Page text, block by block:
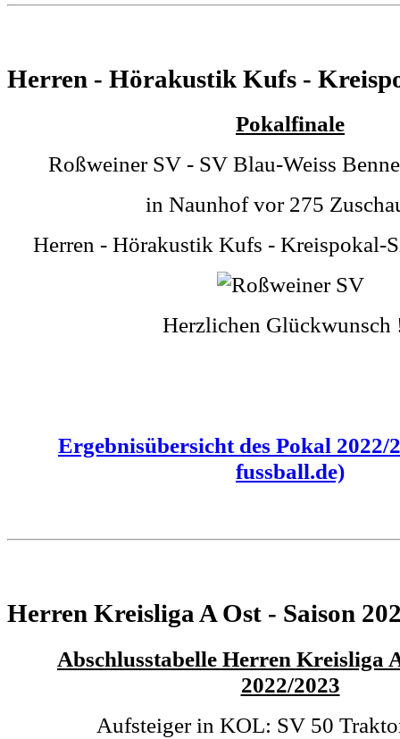
Herren - Hörakustik Kufs -
Pokalfinale
Roßweiner SV - SV Blau-Weiss
in Naunhof vor 275
Herren - Hörakustik Kufs - Kreispokal-
Herzlichen Glückwunsch
Ergebnisübersicht des Pokal 2022/
fussball.de)
Herren Kreisliga A Ost - Saison
Abschlusstabelle Herren Kreisliga
2022/2023
Aufsteiger in KOL: SV 50